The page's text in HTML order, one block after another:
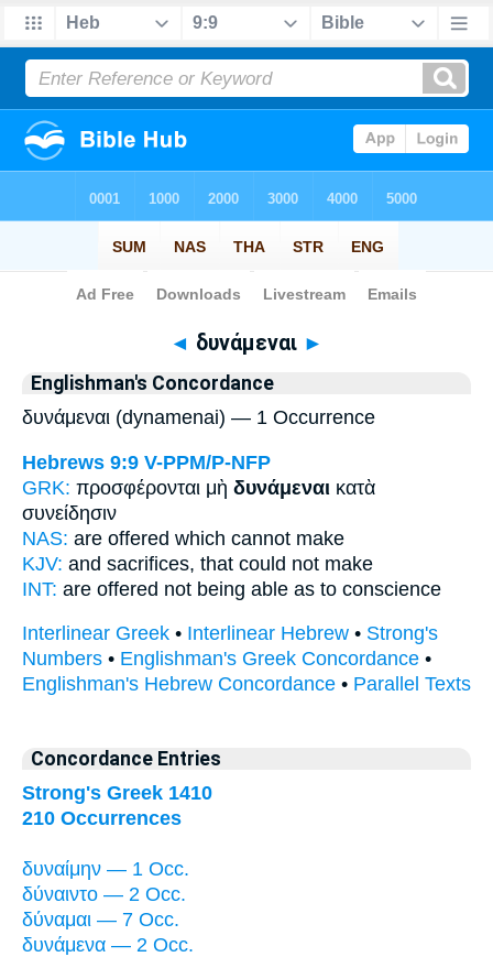
Bible>Strong's > Greek
◄ δυνάμεναι ►
Englishman's Concordance
δυνάμεναι (dynamenai) — 1 Occurrence
Hebrews 9:9 V-PPM/P-NFP
GRK: προσφέρονται μὴ δυνάμεναι κατὰ
συνείδησιν
NAS: are offered which cannot make
KJV: and sacrifices, that could not make
INT: are offered not being able as to conscience
Interlinear Greek • Interlinear Hebrew • Strong's
Numbers • Englishman's Greek Concordance •
Englishman's Hebrew Concordance • Parallel Texts
Concordance Entries
Strong's Greek 1410
210 Occurrences
δυναίμην — 1 Occ.
δύναιντο — 2 Occ.
δύναμαι — 7 Occ.
δυνάμενα — 2 Occ.